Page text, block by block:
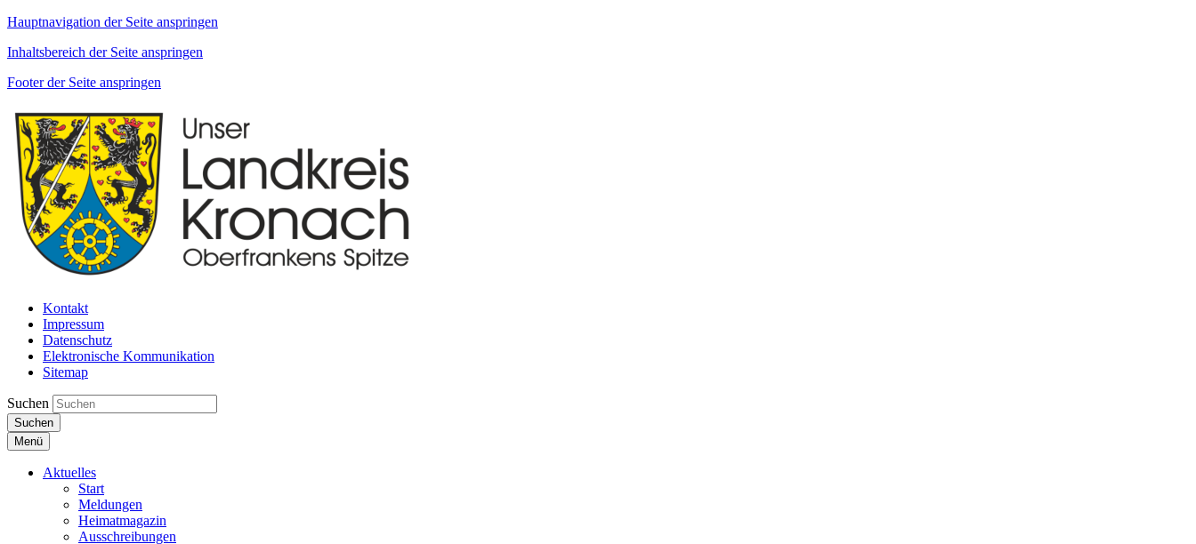
Hauptnavigation der Seite anspringen
Inhaltsbereich der Seite anspringen
Footer der Seite anspringen
Kontakt
Impressum
Datenschutz
Elektronische Kommunikation
Sitemap
Suchen
Suchen
Menü
Aktuelles
Start
Meldungen
Heimatmagazin
Ausschreibungen